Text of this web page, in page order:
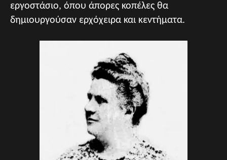
εργοστάσιο, όπου άπορες κοπέλες θα
δημιουργούσαν ερχόχειρα και κεντήματα.